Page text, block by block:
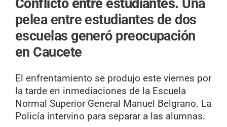
Conflicto entre estudiantes. Una
pelea entre estudiantes de dos
escuelas generó preocupación
en Caucete
El enfrentamiento se produjo este viernes por
la tarde en inmediaciones de la Escuela
Normal Superior General Manuel Belgrano. La
Policía intervino para separar a las alumnas.